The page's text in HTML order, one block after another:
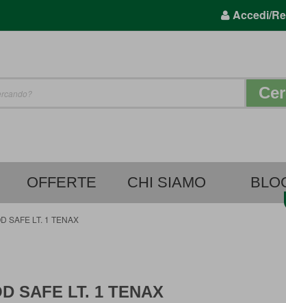
Accedi/
OFFERTE CHI SIAMO
SAFE LT. 1 TENAX
SAFE LT. 1 TENAX